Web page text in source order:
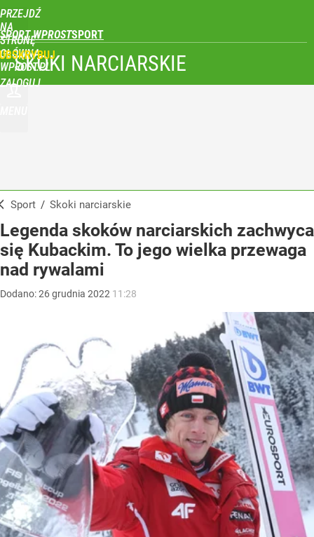
PRZEJDŹ
NA
STRONĘ
GŁÓWNĄ
WPROST.PL
SPORT WPROST
ZALOGUJ
SKOKI NARCIARSKIE
Sport / Skoki narciarskie
Legenda skoków narciarskich zachwyca
się Kubackim. To jego wielka przewaga
nad rywalami
Dodano:26grudnia 2022 11:28